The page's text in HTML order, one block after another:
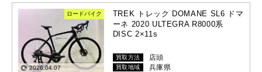
ロードバイク
2026.04.07
TREK トレック DOMANE SL6 ドマ
ーネ 2020 ULTEGRA R8000系
DISC 2×11s
買取方法 店頭
買取地域 兵庫県